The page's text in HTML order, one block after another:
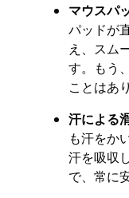
マウスパ
パッドが
え、スム
す。もう
ことはあ
汗による
も汗をか
汗を吸収
で、常に